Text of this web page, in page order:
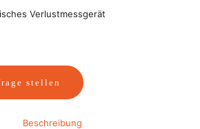
Verlustmessgerät
stellen
Beschreibung